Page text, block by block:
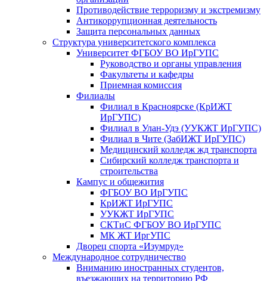
Противодействие терроризму и экстремизму
Антикоррупционная деятельность
Защита персональных данных
Структура университетского комплекса
Университет ФГБОУ ВО ИрГУПС
Руководство и органы управления
Факультеты и кафедры
Приемная комиссия
Филиалы
Филиал в Красноярске (КрИЖТ
ИрГУПС)
Филиал в Улан-Удэ (УУКЖТ ИрГУПС)
Филиал в Чите (ЗабИЖТ ИрГУПС)
Медицинский колледж жд транспорта
Сибирский колледж транспорта и
строительства
Кампус и общежития
ФГБОУ ВО ИрГУПС
КрИЖТ ИрГУПС
УУКЖТ ИрГУПС
СКТиС ФГБОУ ВО ИрГУПС
МК ЖТ ИргУПС
Дворец спорта «Изумруд»
Международное сотрудничество
Вниманию иностранных студентов,
въезжающих на территорию РФ